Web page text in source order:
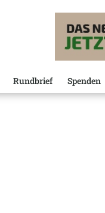
Rundbrief Spenden